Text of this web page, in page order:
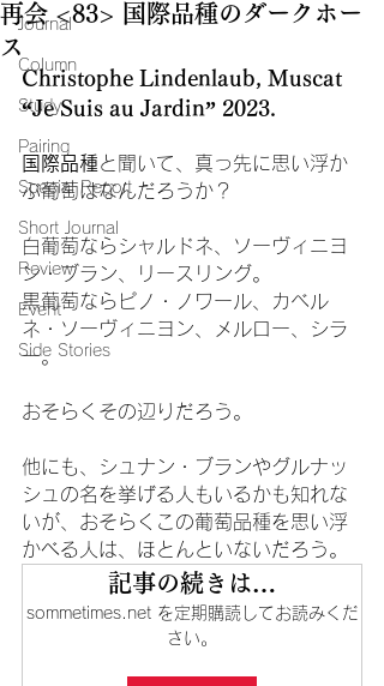
Journal
Column
Study
Pairing
Special Report
Short Journal
Review
Event
Side Stories
再会 <83> 国際品種のダークホー
ス
Christophe Lindenlaub, Muscat
“Je Suis au Jardin” 2023.
国際品種と聞いて、真っ先に思い浮か
ぶ葡萄はなんだろうか？
白葡萄ならシャルドネ、ソーヴィニヨ
ン・ブラン、リースリング。
黒葡萄ならピノ・ノワール、カベル
ネ・ソーヴィニヨン、メルロー、シラ
ー。
おそらくその辺りだろう。
他にも、シュナン・ブランやグルナッ
シュの名を挙げる人もいるかも知れな
いが、おそらくこの葡萄品種を思い浮
かべる人は、ほとんといないだろう。
記事の続きは…
sommetimes.net を定期購読してお読みくだ
さい。